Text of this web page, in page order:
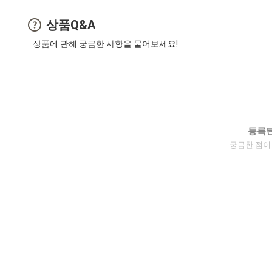
상품Q&A
상품에 관해 궁금한 사항을 물어보세요!
등록
궁금한 점